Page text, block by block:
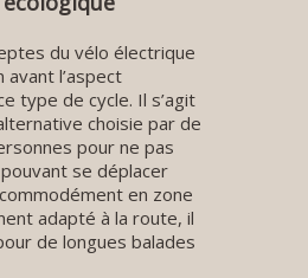
du vélo électrique
l’aspect
type de cycle. Il s’agit
choisie par de
pour ne pas
se déplacer
en zone
adapté à la route, il
de longues balades